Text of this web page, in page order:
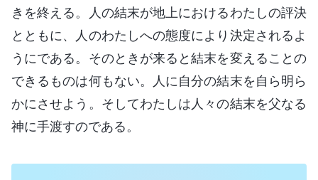
きを終える。人の結末が地上におけるわたしの評決
とともに、人のわたしへの態度により決定されるよ
うにである。そのときが来ると結末を変えることの
できるものは何もない。人に自分の結末を自ら明ら
かにさせよう。そしてわたしは人々の結末を父なる
神に手渡すのである。